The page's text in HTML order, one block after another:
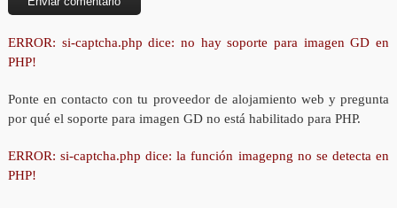
ERROR: si-captcha.php dice: no hay soporte para imagen GD en
PHP!
Ponte en contacto con tu proveedor de alojamiento web y pregunta
por qué el soporte para imagen GD no está habilitado para PHP.
ERROR: si-captcha.php dice: la función imagepng no se detecta en
PHP!